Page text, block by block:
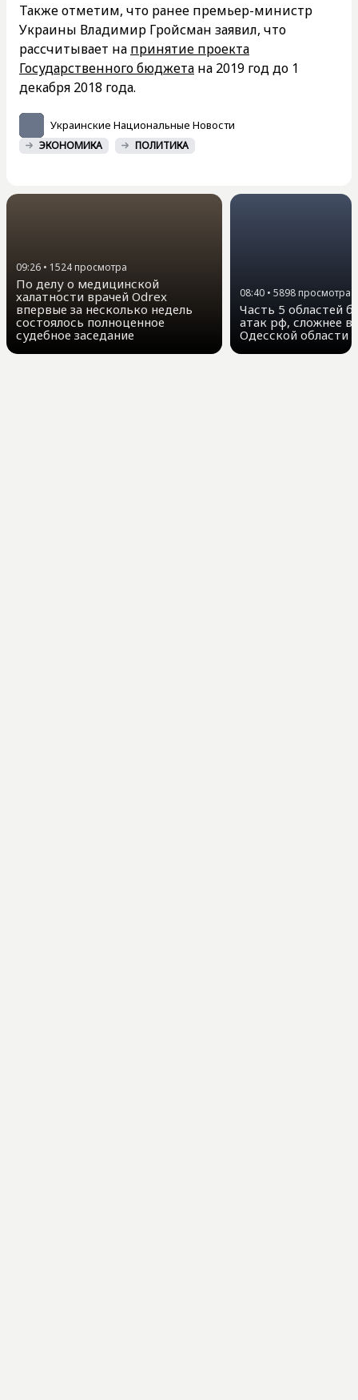
Также отметим, что ранее премьер-министр
Украины Владимир Гройсман заявил, что
рассчитывает на принятие проекта
Государственного бюджета на 2019 год до 1
декабря 2018 года.
Украинские Национальные Новости
ЭКОНОМИКА ПОЛИТИКА
09:26 • 1524просмотра
По делу о медицинской
халатности врачей Odrex
впервые за несколько недель
состоялось полноценное
судебное заседание
08:40 • 5898просмотра
Часть 5 областей
атак рф, сложнее
Одесской области